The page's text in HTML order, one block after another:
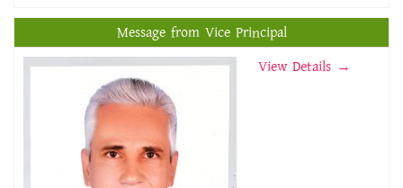
Message from Vice Principal
View Details →